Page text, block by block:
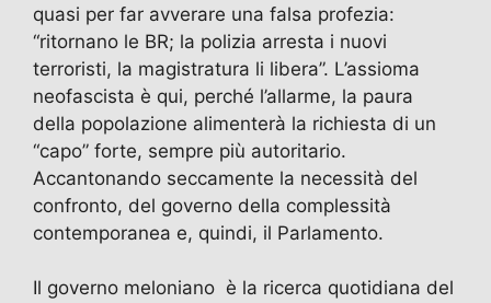
quasi per far avverare una falsa profezia:
“ritornano le BR; la polizia arresta i nuovi
terroristi, la magistratura li libera”. L’assioma
neofascista è qui, perché l’allarme, la paura
della popolazione alimenterà la richiesta di un
“capo” forte, sempre più autoritario.
Accantonando seccamente la necessità del
confronto, del governo della complessità
contemporanea e, quindi, il Parlamento.
Il governo meloniano è la ricerca quotidiana del